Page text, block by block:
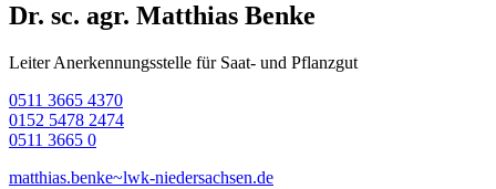
Dr. sc. agr. Matthias Benke
Leiter Anerkennungsstelle für Saat- und Pflanzgut
0511 3665 4370
0152 5478 2474
0511 3665 0
matthias.benke~lwk-niedersachsen.de